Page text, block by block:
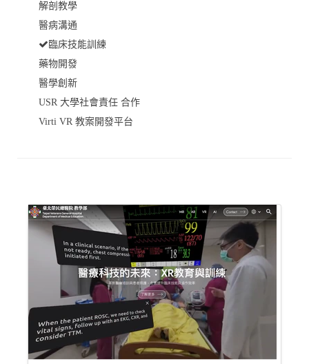
解剖教學
醫病溝通
臨床技能訓練
藥物開發
醫學創新
USR 大學社會責任 合作
Virti VR 教案開發平台